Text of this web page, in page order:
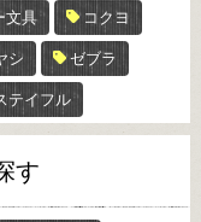
文具 コクヨ
シ ゼブラ
テイフル
す